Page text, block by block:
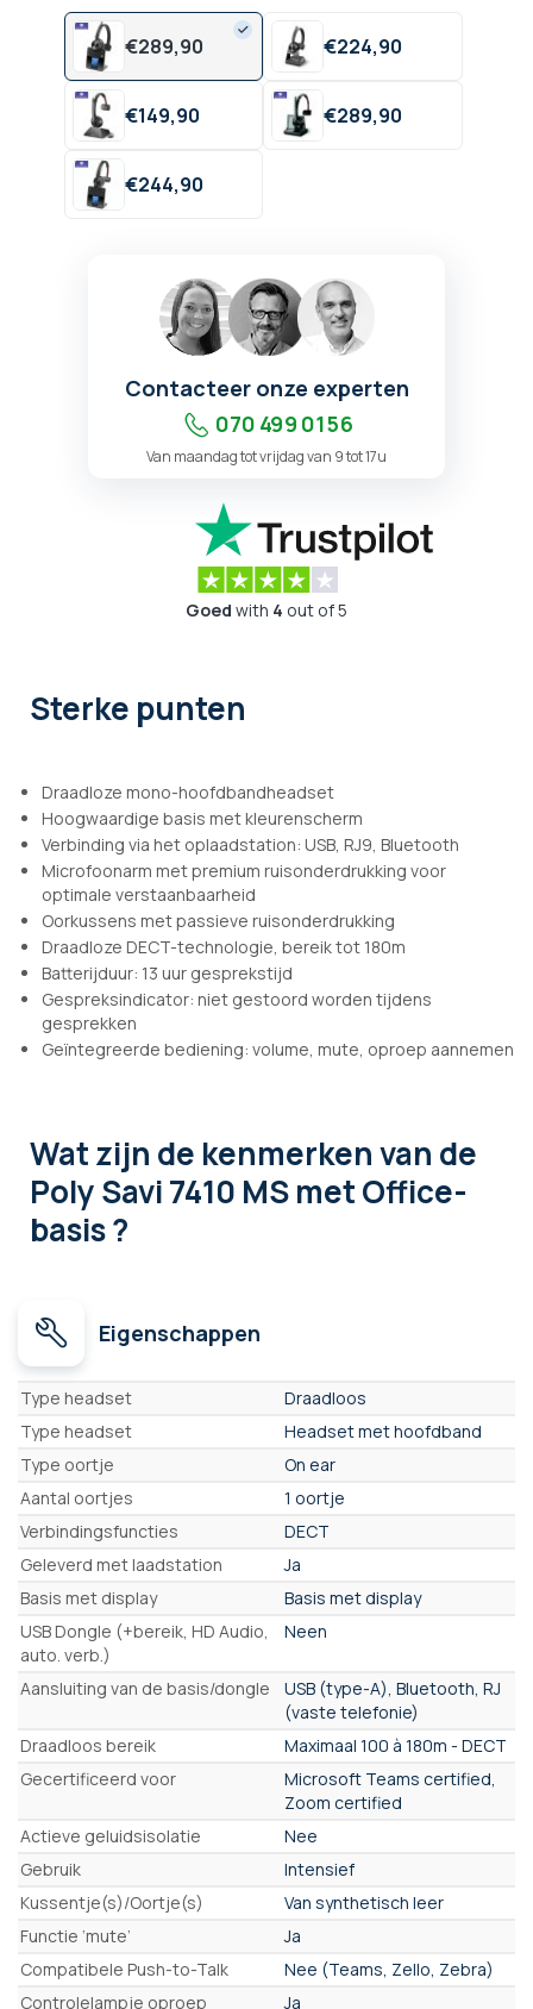
€289,90 €224,90
€149,90 €289,90
€244,90
Contacteer onze experten
070 499 01 56
Van maandag tot vrijdag van 9 tot 17u
Goed with 4 out of 5
Sterke punten
Draadloze mono-hoofdbandheadset
Hoogwaardige basis met kleurenscherm
Verbinding via het oplaadstation: USB, RJ9, Bluetooth
Microfoonarm met premium ruisonderdrukking voor
optimale verstaanbaarheid
Oorkussens met passieve ruisonderdrukking
Draadloze DECT-technologie, bereik tot 180m
Batterijduur: 13 uur gesprekstijd
Gespreksindicator: niet gestoord worden tijdens
gesprekken
Geïntegreerde bediening: volume, mute, oproep aannemen
Wat zijn de kenmerkenvan de
Poly Savi 7410 MS met Office-
basis ?
Eigenschappen
Eigenschappen
Type headset
Draadloos
Type headset
Headset met hoofdband
Type oortje
On ear
Aantal oortjes
1 oortje
Verbindingsfuncties
DECT
Geleverd met laadstation
Ja
Basis met display
Basis met display
USB Dongle (+bereik, HD Audio,
auto. verb.)
Neen
Aansluiting van de basis/dongle
USB (type-A), Bluetooth, RJ
(vaste telefonie)
Draadloos bereik
Maximaal 100 à 180m - DECT
Gecertificeerd voor
Microsoft Teams certified,
Zoom certified
Actieve geluidsisolatie
Nee
Gebruik
Intensief
Kussentje(s)/Oortje(s)
Van synthetisch leer
Functie ‘mute’
Ja
Compatibele Push-to-Talk
Nee (Teams, Zello, Zebra)
Controlelampje oproep
Ja